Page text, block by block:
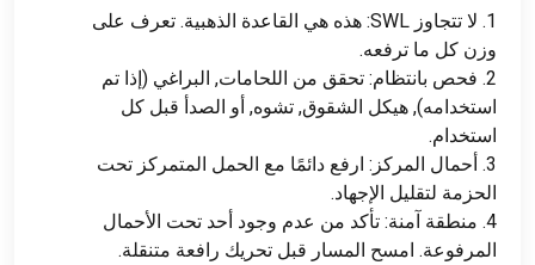
1. لا تتجاوز SWL: هذه هي القاعدة الذهبية. تعرف على
وزن كل ما ترفعه.
2. فحص بانتظام: تحقق من اللحامات, البراغي (إذا تم
استخدامه), هيكل الشقوق, تشوه, أو الصدأ قبل كل
استخدام.
3. أحمال المركز: ارفع دائمًا مع الحمل المتمركز تحت
الحزمة لتقليل الإجهاد.
4. منطقة آمنة: تأكد من عدم وجود أحد تحت الأحمال
المرفوعة. امسح المسار قبل تحريك رافعة متنقلة.